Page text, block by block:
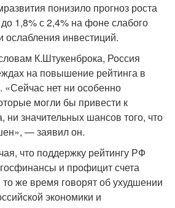
понизило прогноз роста
1,8% с 2,4% на фоне слабого
ослабления инвестиций.
К.Штукенброка, Россия
на повышение рейтинга в
нет ни особенно
могли бы привести к
ни значительных шансов того, что
— заявил он.
что поддержку рейтингу РФ
и профицит счета
же время говорят об ухудшении
экономики и